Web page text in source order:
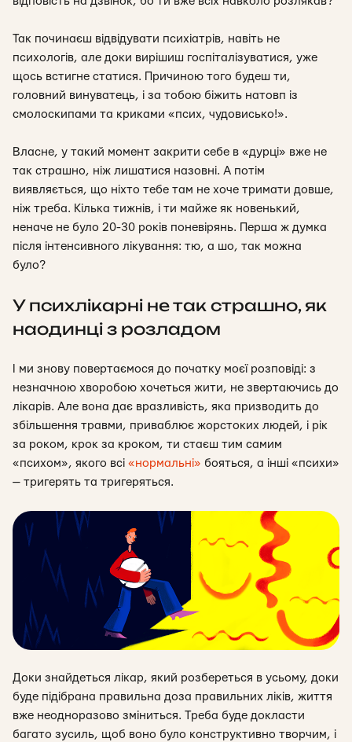
Так починаєш відвідувати психіатрів, навіть не
психологів, але доки вирішиш госпіталізуватися, уже
щось встигне статися. Причиною того будеш ти,
головний винуватець, і за тобою біжить натовп із
смолоскипами та криками «псих, чудовисько!».
Власне, у такий момент закрити себе в «дурці» вже не
так страшно, ніж лишатися назовні. А потім
виявляється, що ніхто тебе там не хоче тримати довше,
ніж треба. Кілька тижнів, і ти майже як новенький,
неначе не було 20-30 років поневірянь. Перша ж думка
після інтенсивного лікування: тю, а шо, так можна
було?
У психлікарні не так страшно, як
наодинці з розладом
І ми знову повертаємося до початку моєї розповіді: з
незначною хворобою хочеться жити, не звертаючись до
лікарів. Але вона дає вразливість, яка призводить до
збільшення травми, приваблює жорстоких людей, і рік
за роком, крок за кроком, ти стаєш тим самим
«психом», якого всі «нормальні» бояться, а інші «психи»
— тригерять та тригеряться.
Доки знайдеться лікар, який розбереться в усьому, доки
буде підібрана правильна доза правильних ліків, життя
вже неодноразово зміниться. Треба буде докласти
багато зусиль, щоб воно було конструктивно творчим, і